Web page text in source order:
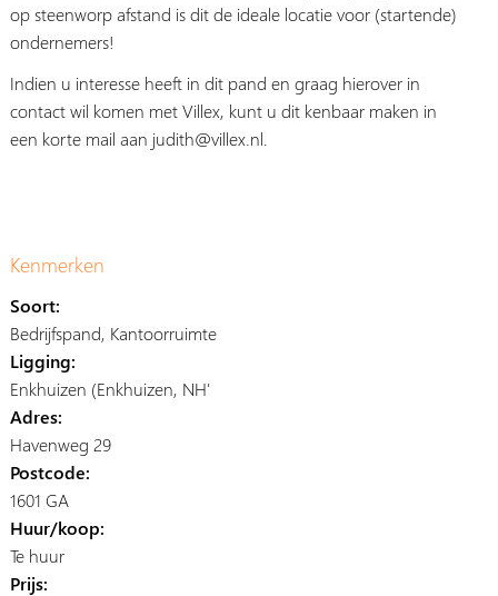
op steenworp afstand is dit de ideale locatie voor (startende)
ondernemers!
Indien u interesse heeft in dit pand en graag hierover in
contact wil komen met Villex, kunt u dit kenbaar maken in
een korte mail aan judith@villex.nl.
Kenmerken
Soort:
Bedrijfspand, Kantoorruimte
Ligging:
Enkhuizen (Enkhuizen, NH'
Adres:
Havenweg 29
Postcode:
1601 GA
Huur/koop:
Te huur
Prijs: